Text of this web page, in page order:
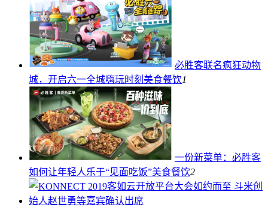
必胜客联名疯狂动物
城，开启六一全城嗨玩时刻 美食餐饮1
一份新菜单：必胜客
如何让年轻人乐于“见面吃饭”美食餐饮2